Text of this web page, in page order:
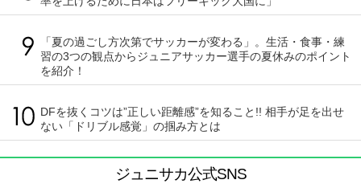
「夏の過ごし方次第でサッカーが変わる」。生活・食事・練
習の3つの観点からジュニアサッカー選手の夏休みのポイント
を紹介！
DFを抜くコツは”正しい距離感”を知ること!! 相手が足を出せ
ない「ドリブル感覚」の掴み方とは
ジュニサカ公式SNS